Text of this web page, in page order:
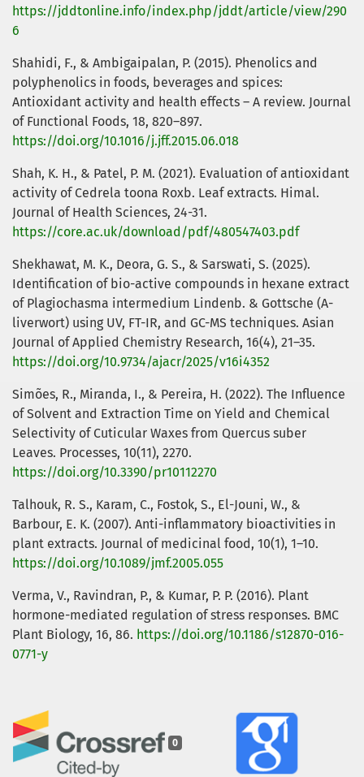
0
https://jddtonline.info/index.php/jddt/article/view/290
6
Shahidi, F., & Ambigaipalan, P. (2015). Phenolics and
polyphenolics in foods, beverages and spices:
Antioxidant activity and health effects – A review. Journal
of Functional Foods, 18, 820–897.
https://doi.org/10.1016/j.jff.2015.06.018
Shah, K. H., & Patel, P. M. (2021). Evaluation of antioxidant
activity of Cedrela toona Roxb. Leaf extracts. Himal.
Journal of Health Sciences, 24-31.
https://core.ac.uk/download/pdf/480547403.pdf
Shekhawat, M. K., Deora, G. S., & Sarswati, S. (2025).
Identification of bio-active compounds in hexane extract
of Plagiochasma intermedium Lindenb. & Gottsche (A-
liverwort) using UV, FT-IR, and GC-MS techniques. Asian
Journal of Applied Chemistry Research, 16(4), 21–35.
https://doi.org/10.9734/ajacr/2025/v16i4352
Simões, R., Miranda, I., & Pereira, H. (2022). The Influence
of Solvent and Extraction Time on Yield and Chemical
Selectivity of Cuticular Waxes from Quercus suber
Leaves. Processes, 10(11), 2270.
https://doi.org/10.3390/pr10112270
Talhouk, R. S., Karam, C., Fostok, S., El-Jouni, W., &
Barbour, E. K. (2007). Anti-inflammatory bioactivities in
plant extracts. Journal of medicinal food, 10(1), 1–10.
https://doi.org/10.1089/jmf.2005.055
Verma, V., Ravindran, P., & Kumar, P. P. (2016). Plant
hormone-mediated regulation of stress responses. BMC
Plant Biology, 16, 86. https://doi.org/10.1186/s12870-016-
0771-y